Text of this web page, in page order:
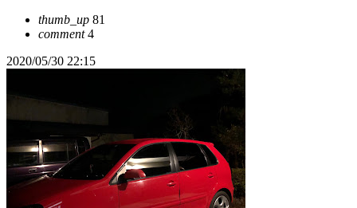
thumb_up 81
comment4
2020/05/30 22:15